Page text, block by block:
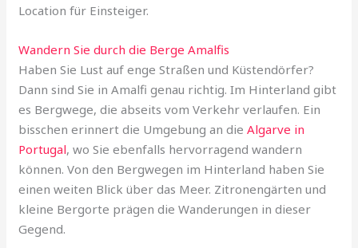
Location für Einsteiger.
Wandern Sie durch die Berge Amalfis
Haben Sie Lust auf enge Straßen und Küstendörfer?
Dann sind Sie in Amalfi genau richtig. Im Hinterland gibt
es Bergwege, die abseits vom Verkehr verlaufen. Ein
bisschen erinnert die Umgebung an dieAlgarve in
Portugal, wo Sie ebenfalls hervorragend wandern
können. Von den Bergwegen im Hinterland haben Sie
einen weiten Blick über das Meer. Zitronengärten und
kleine Bergorte prägen die Wanderungen in dieser
Gegend.